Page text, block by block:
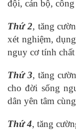
đội, cán bộ,
Thứ 2, tăng
xét nghiệm,
nguy cơ tính
Thứ 3, tăng
cho đời sống
dân yên tâm
Thứ 4, tăng